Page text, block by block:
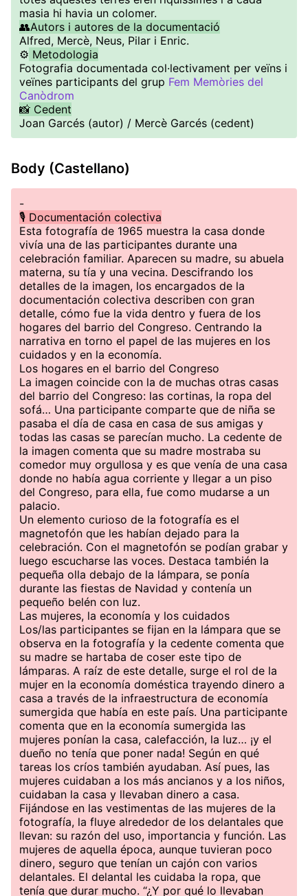
masia hi havia un colomer.
👥Autors i autores de la documentació
Alfred, Mercè, Neus, Pilar i Enric.
⚙️ Metodologia
Fotografia documentada col·lectivament per veïns i
veïnes participants del grup Fem Memòries del
Canòdrom
📸 Cedent
Joan Garcés (autor) / Mercè Garcés (cedent)
Body (Castellano)
-
🎙️ Documentación colectiva
Esta fotografía de 1965 muestra la casa donde
vivía una de las participantes durante una
celebración familiar. Aparecen su madre, su abuela
materna, su tía y una vecina. Descifrando los
detalles de la imagen, los encargados de la
documentación colectiva describen con gran
detalle, cómo fue la vida dentro y fuera de los
hogares del barrio del Congreso. Centrando la
narrativa en torno el papel de las mujeres en los
cuidados y en la economía.
Los hogares en el barrio del Congreso
La imagen coincide con la de muchas otras casas
del barrio del Congreso: las cortinas, la ropa del
sofá… Una participante comparte que de niña se
pasaba el día de casa en casa de sus amigas y
todas las casas se parecían mucho. La cedente de
la imagen comenta que su madre mostraba su
comedor muy orgullosa y es que venía de una casa
donde no había agua corriente y llegar a un piso
del Congreso, para ella, fue como mudarse a un
palacio.
Un elemento curioso de la fotografía es el
magnetofón que les habían dejado para la
celebración. Con el magnetofón se podían grabar y
luego escucharse las voces. Destaca también la
pequeña olla debajo de la lámpara, se ponía
durante las fiestas de Navidad y contenía un
pequeño belén con luz.
Las mujeres, la economía y los cuidados
Los/las participantes se fijan en la lámpara que se
observa en la fotografía y la cedente comenta que
su madre se hartaba de coser este tipo de
lámparas. A raíz de este detalle, surge el rol de la
mujer en la economía doméstica trayendo dinero a
casa a través de la infraestructura de economía
sumergida que había en este país. Una participante
comenta que en la economía sumergida las
mujeres ponían la casa, calefacción, la luz… ¡y el
dueño no tenía que poner nada! Según en qué
tareas los críos también ayudaban. Así pues, las
mujeres cuidaban a los más ancianos y a los niños,
cuidaban la casa y llevaban dinero a casa.
Fijándose en las vestimentas de las mujeres de la
fotografía, la fluye alrededor de los delantales que
llevan: su razón del uso, importancia y función. Las
mujeres de aquella época, aunque tuvieran poco
dinero, seguro que tenían un cajón con varios
delantales. El delantal les cuidaba la ropa, que
tenía que durar mucho. “¿Y por qué lo llevaban